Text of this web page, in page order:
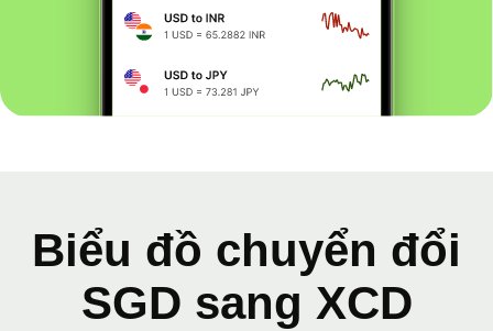
Biểu đồ chuyển đổi
SGD sang XCD